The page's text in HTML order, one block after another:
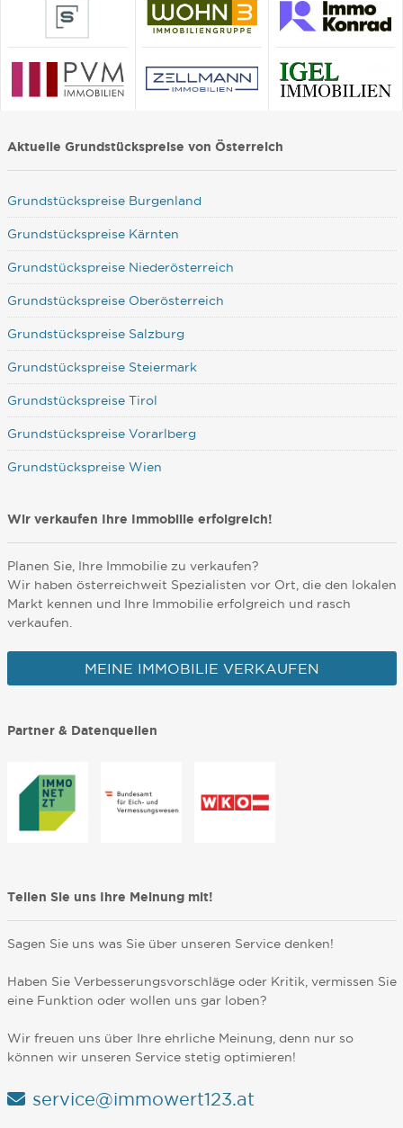
Aktuelle Grundstückspreise von Österreich
Grundstückspreise Burgenland
Grundstückspreise Kärnten
Grundstückspreise Niederösterreich
Grundstückspreise Oberösterreich
Grundstückspreise Salzburg
Grundstückspreise Steiermark
Grundstückspreise Tirol
Grundstückspreise Vorarlberg
Grundstückspreise Wien
Wir verkaufen Ihre Immobilie erfolgreich!
Planen Sie, Ihre Immobilie zu verkaufen?
Wir haben österreichweit Spezialisten vor Ort, die den lokalen
Markt kennen und Ihre Immobilie erfolgreich und rasch
verkaufen.
MEINE IMMOBILIE VERKAUFEN
Partner & Datenquellen
Teilen Sie uns Ihre Meinung mit!
Sagen Sie uns was Sie über unseren Service denken!
Haben Sie Verbesserungsvorschläge oder Kritik, vermissen Sie
eine Funktion oder wollen uns gar loben?
Wir freuen uns über Ihre ehrliche Meinung, denn nur so
können wir unseren Service stetig optimieren!
service@immowert123.at